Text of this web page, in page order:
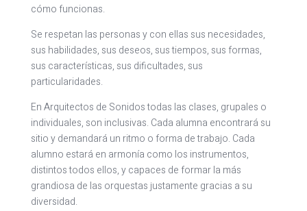
cómo funcionas.
Se respetan las personas y con ellas sus necesidades,
sus habilidades, sus deseos, sus tiempos, sus formas,
sus características, sus dificultades, sus
particularidades.
En Arquitectos de Sonidos todas las clases, grupales o
individuales, son inclusivas. Cada alumna encontrará su
sitio y demandará un ritmo o forma de trabajo. Cada
alumno estará en armonía como los instrumentos,
distintos todos ellos, y capaces de formar la más
grandiosa de las orquestas justamente gracias a su
diversidad.